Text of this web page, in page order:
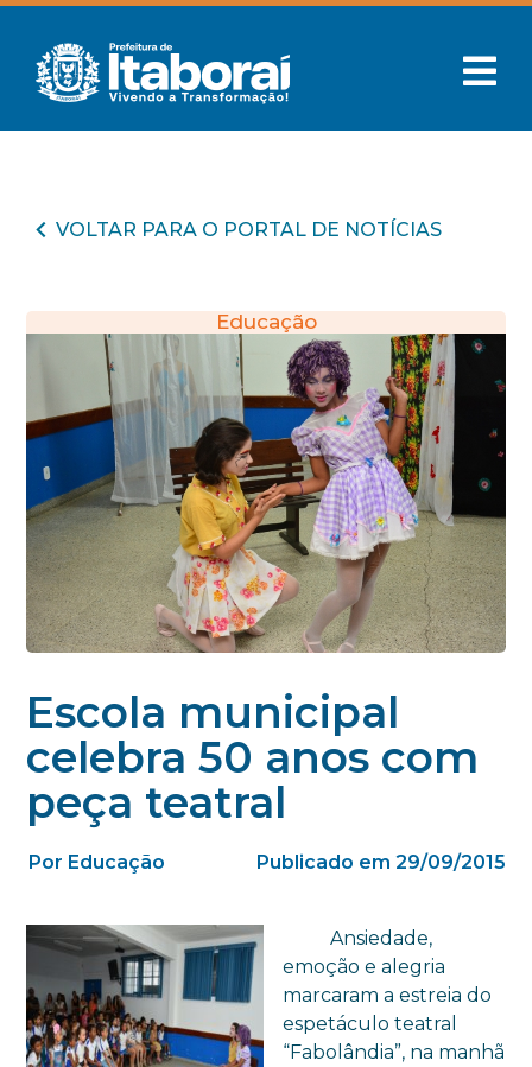
VOLTAR PARA O PORTAL DE NOTÍCIAS
Educação
Escola municipal
celebra 50 anos com
peça teatral
Por Educação Publicado em 29/09/2015
Ansiedade,
emoção e alegria
marcaram a estreia do
espetáculo teatral
“Fabolândia”, na manhã